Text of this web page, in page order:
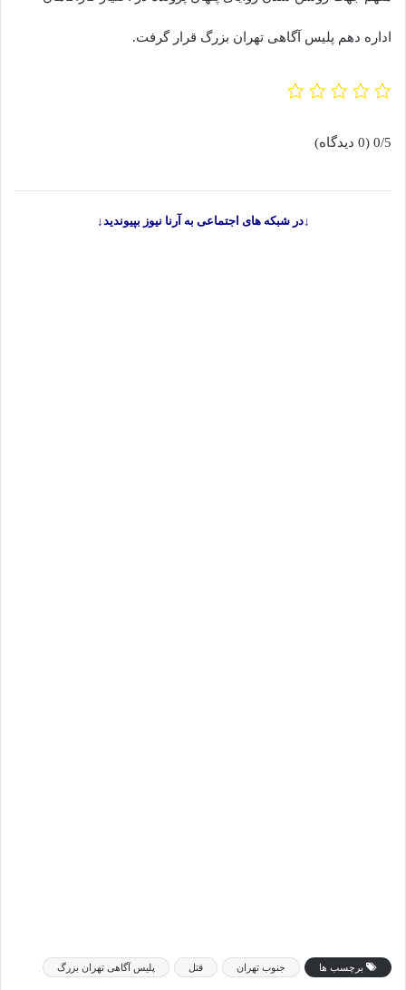
اداره دهم پلیس آگاهی تهران بزرگ قرار گرفت.
0/5 (0 دیدگاه)
↓در شبکه های اجتماعی به آرنا نیوز بپیوندید↓
برچسب ها جنوب تهران قتل پلیس آگاهی تهران بزرگ